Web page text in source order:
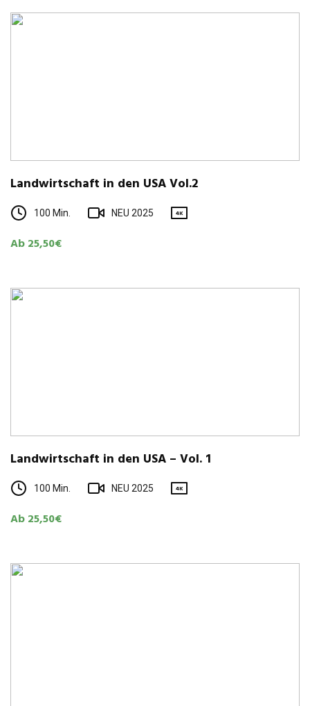
Land­wirt­schaft in den USA Vol.2
100 Min. NEU 2025 4K
Ab 25,50€
Land­wirt­schaft in den USA – Vol. 1
100 Min. NEU 2025 4K
Ab 25,50€